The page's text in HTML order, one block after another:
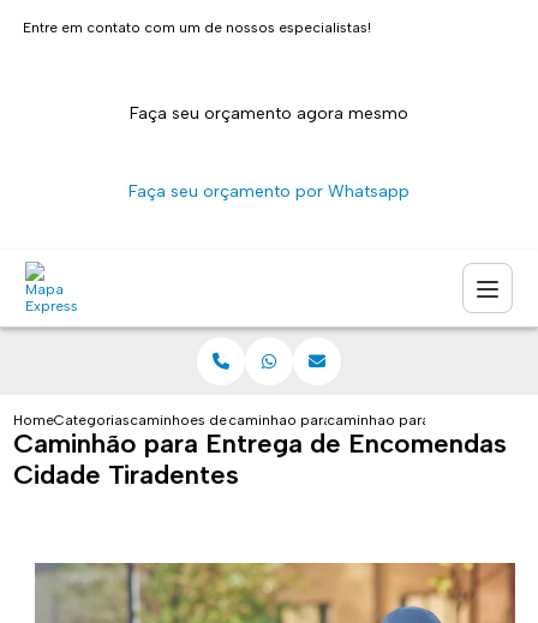
Entre em contato com um de nossos especialistas!
Faça seu orçamento agora mesmo
Faça seu orçamento por Whatsapp
HomeCategoriascaminhoes de entregacaminhao para entrega sao paulo
caminhao para entrega de
Caminhão para Entrega de Encomendas
Cidade Tiradentes